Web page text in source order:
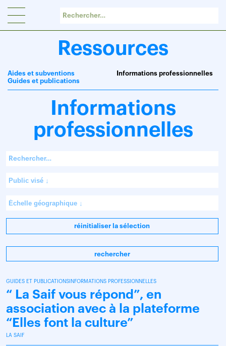
Ressources
Aides et subventions
Guides et publications
Informations professionnelles
Informations
professionnelles
réinitialiser la sélection
rechercher
GUIDES ET PUBLICATIONSINFORMATIONS PROFESSIONNELLES
“ La Saif vous répond”, en
association avec à la plateforme
“Elles font la culture”
LA SAIF